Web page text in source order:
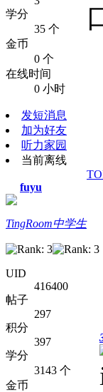
学分
35 个
金币
0 个
在线时间
0 小时
发短消息
加为好友
听力家园
当前离线
fuyu
TingRoom中学生
UID
416400
帖子
297
积分
397
学分
3143 个
金币